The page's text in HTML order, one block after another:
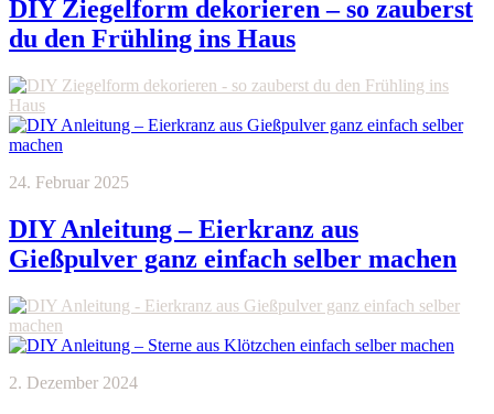
DIY Ziegelform dekorieren – so zauberst
du den Frühling ins Haus
24. Februar 2025
DIY Anleitung – Eierkranz aus
Gießpulver ganz einfach selber machen
2. Dezember 2024